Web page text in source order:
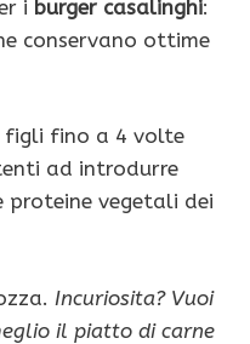
i burger casalinghi:
conservano ottime
figli fino a 4 volte
ad introdurre
proteine vegetali dei
Incuriosita? Vuoi
il piatto di carne